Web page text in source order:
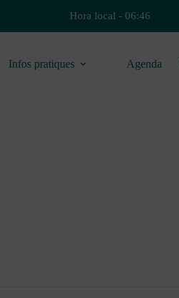
Hora local - 06:46
Infos pratiques Agenda